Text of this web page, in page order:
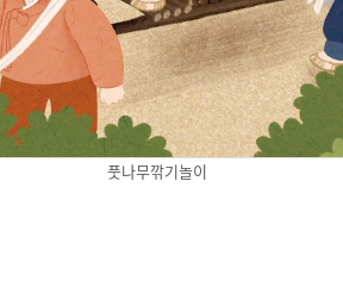
풋나무깎기놀이